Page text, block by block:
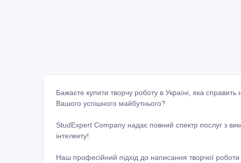
Бажаєте купити творчу роботу в Україні, яка
Вашого успішного майбутнього?
StudExpert Company надає повний спектр послуг з
інтелекту!
Наш професійний підхід до написання творчої роботи